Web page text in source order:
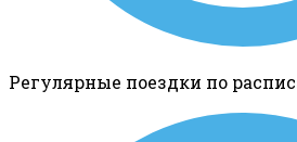
Регулярные поездки по